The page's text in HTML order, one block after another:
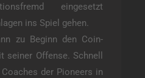
eingesetzt
ins Spiel gehen.
zu Beginn den Coin-
Offense. Schnell
der Pioneers in